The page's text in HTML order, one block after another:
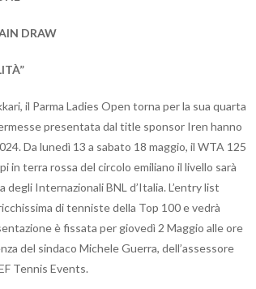
DRAW
il Parma Ladies Open torna per la sua quarta
presentata dal title sponsor Iren hanno
Da lunedì 13 a sabato 18 maggio, il WTA 125
in terra rossa del circolo emiliano il livello sarà
Internazionali BNL d’Italia. L’entry list
di tenniste della Top 100 e vedrà
è fissata per giovedì 2 Maggio alle ore
del sindaco Michele Guerra, dell’assessore
Tennis Events.